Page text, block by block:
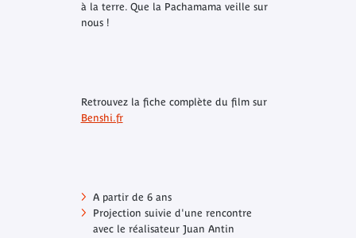
à la terre. Que la Pachamama veille sur
nous !
Retrouvez la fiche complète du film sur
Benshi.fr
A partir de 6 ans
Projection suivie d'une rencontre
avec le réalisateur Juan Antin